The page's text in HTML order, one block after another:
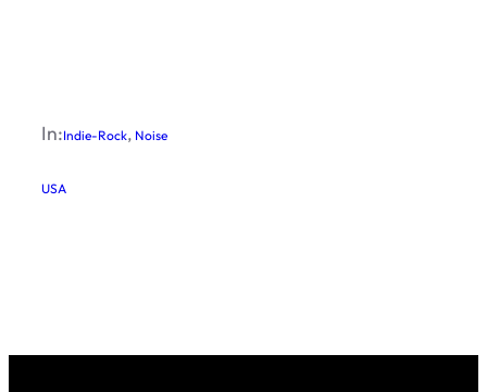
In:Indie-Rock, Noise
USA